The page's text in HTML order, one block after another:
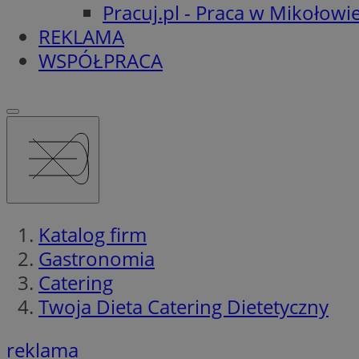
Pracuj.pl - Praca w
REKLAMA
WSPÓŁPRACA
Katalog firm
Gastronomia
Catering
Twoja Dieta Catering Dietetyczny
reklama